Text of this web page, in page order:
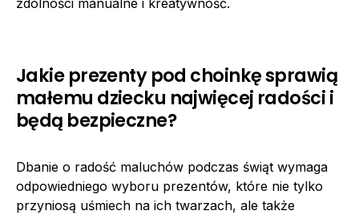
Jakie prezenty pod choinkę sprawią
małemu dziecku najwięcej radości i
będą bezpieczne?
Dbanie o radość maluchów podczas świąt wymaga
odpowiedniego wyboru prezentów, które nie tylko
przyniosą uśmiech na ich twarzach, ale także